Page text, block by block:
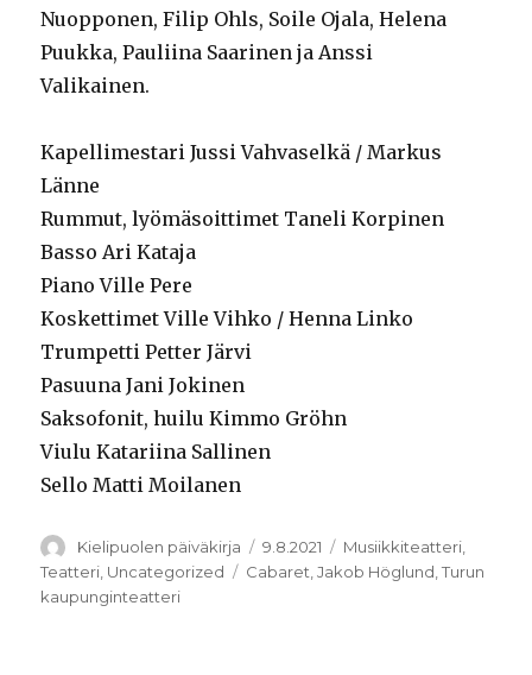
Nuopponen, Filip Ohls, Soile Ojala, Helena
Puukka, Pauliina Saarinen ja Anssi
Valikainen.
Kapellimestari Jussi Vahvaselkä / Markus
Länne
Rummut, lyömäsoittimet Taneli Korpinen
Basso Ari Kataja
Piano Ville Pere
Koskettimet Ville Vihko / Henna Linko
Trumpetti Petter Järvi
Pasuuna Jani Jokinen
Saksofonit, huilu Kimmo Gröhn
Viulu Katariina Sallinen
Sello Matti Moilanen
Kirjoittaja
Kielipuolen päiväkirja Julkaistu
9.8.2021 Kategoriat
Musiikkiteatteri
Teatteri Uncategorized Avainsanat
Cabaret ,Jakob Höglund ,Turun
kaupunginteatteri